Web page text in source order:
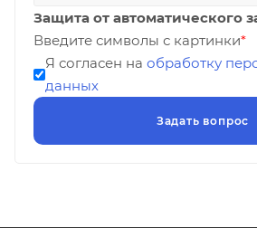
Защита от автоматического
Введите символы с картинки*
Я согласен на обработку
данных